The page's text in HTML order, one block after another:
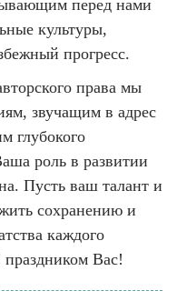
перед нами
культуры,
прогресс.
права мы
звучащим в адрес
глубокого
роль в развитии
Пусть ваш талант и
сохранению и
каждого
Вас!